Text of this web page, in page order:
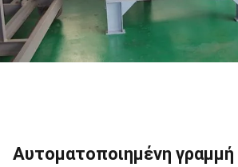
Αυτοματοποιημένη